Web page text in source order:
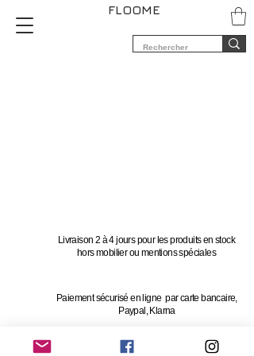
FLOOME
Livraison 2 à 4 jours pour les produits en stock
hors mobilier ou mentions spéciales
Paiement sécurisé en ligne par carte bancaire,
Paypal, Klarna
Vous avez 14 jours pour changer d'avis